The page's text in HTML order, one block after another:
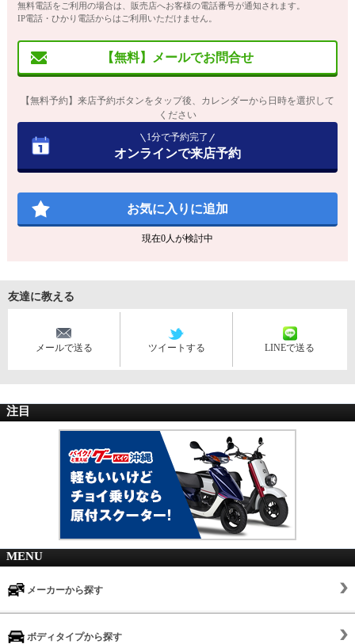
無料電話をご利用の場合は、販売店へお客様の電話番号が通知されます。
IP電話・ひかり電話からはご利用いただけません。
【無料】メールでお問合せ
【無料予約】来店予約ボタンをタップ後、カレンダーから日時を選択して
ください
1分で予約完了
オンラインで来店予約
お気に入りに追加
現在0人が検討中
友達に教える
メールで送る ツイートする LINEで送る
注目
MENU
メーカーから探す
ボディタイプから探す